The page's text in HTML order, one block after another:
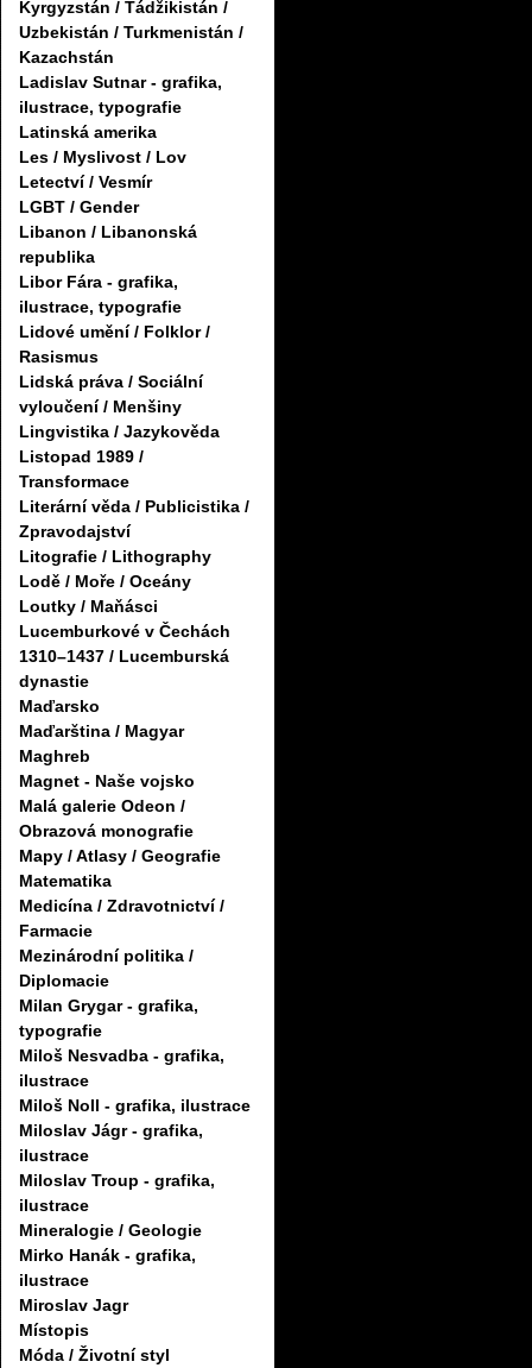
Kyrgyzstán / Tádžikistán /
Uzbekistán / Turkmenistán /
Kazachstán
Ladislav Sutnar - grafika,
ilustrace, typografie
Latinská amerika
Les / Myslivost / Lov
Letectví / Vesmír
LGBT / Gender
Libanon / Libanonská
republika
Libor Fára - grafika,
ilustrace, typografie
Lidové umění / Folklor /
Rasismus
Lidská práva / Sociální
vyloučení / Menšiny
Lingvistika / Jazykověda
Listopad 1989 /
Transformace
Literární věda / Publicistika /
Zpravodajství
Litografie / Lithography
Lodě / Moře / Oceány
Loutky / Maňásci
Lucemburkové v Čechách
1310–1437 / Lucemburská
dynastie
Maďarsko
Maďarština / Magyar
Maghreb
Magnet - Naše vojsko
Malá galerie Odeon /
Obrazová monografie
Mapy / Atlasy / Geografie
Matematika
Medicína / Zdravotnictví /
Farmacie
Mezinárodní politika /
Diplomacie
Milan Grygar - grafika,
typografie
Miloš Nesvadba - grafika,
ilustrace
Miloš Noll - grafika, ilustrace
Miloslav Jágr - grafika,
ilustrace
Miloslav Troup - grafika,
ilustrace
Mineralogie / Geologie
Mirko Hanák - grafika,
ilustrace
Miroslav Jagr
Místopis
Móda / Životní styl